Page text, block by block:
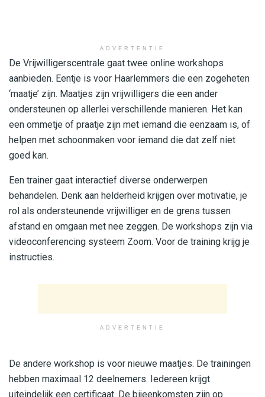
ADVERTENTIE
De Vrijwilligerscentrale gaat twee online workshops
aanbieden. Eentje is voor Haarlemmers die een zogeheten
‘maatje’ zijn. Maatjes zijn vrijwilligers die een ander
ondersteunen op allerlei verschillende manieren. Het kan
een ommetje of praatje zijn met iemand die eenzaam is, of
helpen met schoonmaken voor iemand die dat zelf niet
goed kan.
Een trainer gaat interactief diverse onderwerpen
behandelen. Denk aan helderheid krijgen over motivatie, je
rol als ondersteunende vrijwilliger en de grens tussen
afstand en omgaan met nee zeggen. De workshops zijn via
videoconferencing systeem Zoom. Voor de training krijg je
instructies.
ADVERTENTIE
De andere workshop is voor nieuwe maatjes. De trainingen
hebben maximaal 12 deelnemers. Iedereen krijgt
uiteindelijk een certificaat. De bijeenkomsten zijn op